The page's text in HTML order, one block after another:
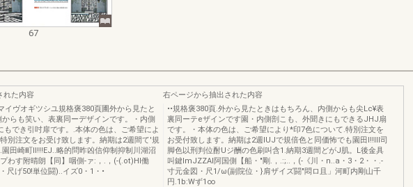
67
れた内容
イヴオギツシユ規格褒380頁圃外から見たと
らも笑い、表裏同ーデザインです。・内側
もでき引吋扉です。.本体の色は、ご希望によ
別注文をお受け致します。納期は2週間て'規
田崎町II!!!EJ..略的問昨凶信仰制抑制川湖沼
わす附晴朗【同】咽側-ァ:，.，(-(.ot)Hl働
尺げ50!単位闘)..イズ0・1・•
右ページから抽出された内容
••規格褒380頁.外から見たときはもちろん、内側からも尖Lc¥表
裏同ーテeザインです園・内側剖こも、外聞きにもできるJHJ扇
です。・本体の色は、ご希望により*印7色について.特別注文を
お受付致します。納期は2週IUJで規倍色と同価怖でも園田l!!Ill司
脚色以刑判位酎Uジ酬の色刷叫含1.納期3週間どがJ肌。L後金具
叫鍵lmJZZAl阿国側【船・"剛.，.:;..，(-《川・n..a・3・2・・.-
寸元金図・尺1/ω(副院位・}肩ザイズ闘"悶ロ且」河町内剛山千
円.1b:Wず1∞